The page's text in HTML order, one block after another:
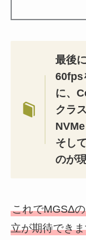
最後
60fps
に、
クラ
そし
のが
これでMGSΔ
立が期待でき